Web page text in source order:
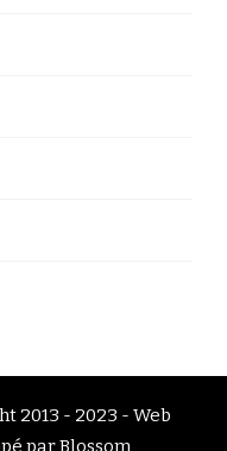
2013 - 2023 - Web
parBlossom